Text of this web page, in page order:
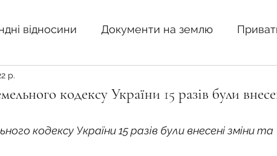
відносини Документи на землю
сфери Органи місцевого
земельної ділянки
кодексу України 15 разів були
р.
кодексу України 15 разів були внесені зміни та